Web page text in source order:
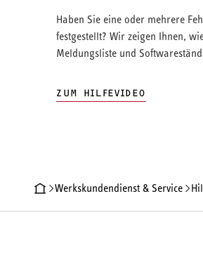
Haben Sie eine oder mehrere
festgestellt? Wir zeigen Ihnen,
Meldungsliste und
ZUM HILFEVIDEO
Werkskundendienst & Service